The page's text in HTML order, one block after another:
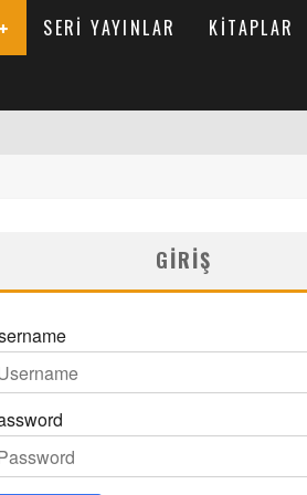
SERI YAYINLAR KITAPLAR
GIRIŞ